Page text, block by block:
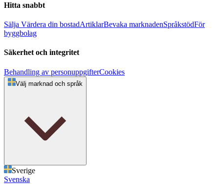
Hitta snabbt
Sälja Värdera din bostadArtiklarBevaka marknadenSpråkstödFör
byggbolag
Säkerhet och integritet
Behandling av personuppgifterCookies
Välj marknad och språk
Sverige
Svenska